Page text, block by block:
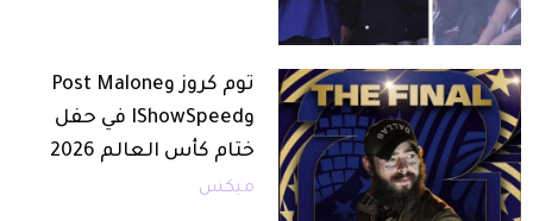
توم كروز وPost Malone
وIShowSpeed في حفل
ختام كأس العالم 2026
ميكس